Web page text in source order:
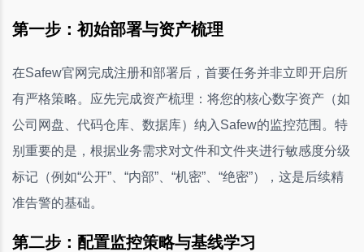
第一步：初始部署与资产梳理
在Safew官网完成注册和部署后，首要任务并非立即开启所
有严格策略。应先完成资产梳理：将您的核心数字资产（如
公司网盘、代码仓库、数据库）纳入Safew的监控范围。特
别重要的是，根据业务需求对文件和文件夹进行敏感度分级
标记（例如“公开”、“内部”、“机密”、“绝密”），这是后续精
准告警的基础。
第二步：配置监控策略与基线学习